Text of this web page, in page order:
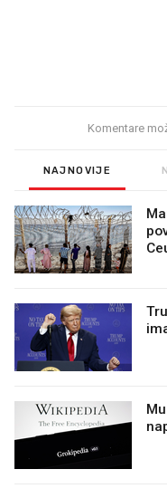
Komentare
NAJNOVIJE